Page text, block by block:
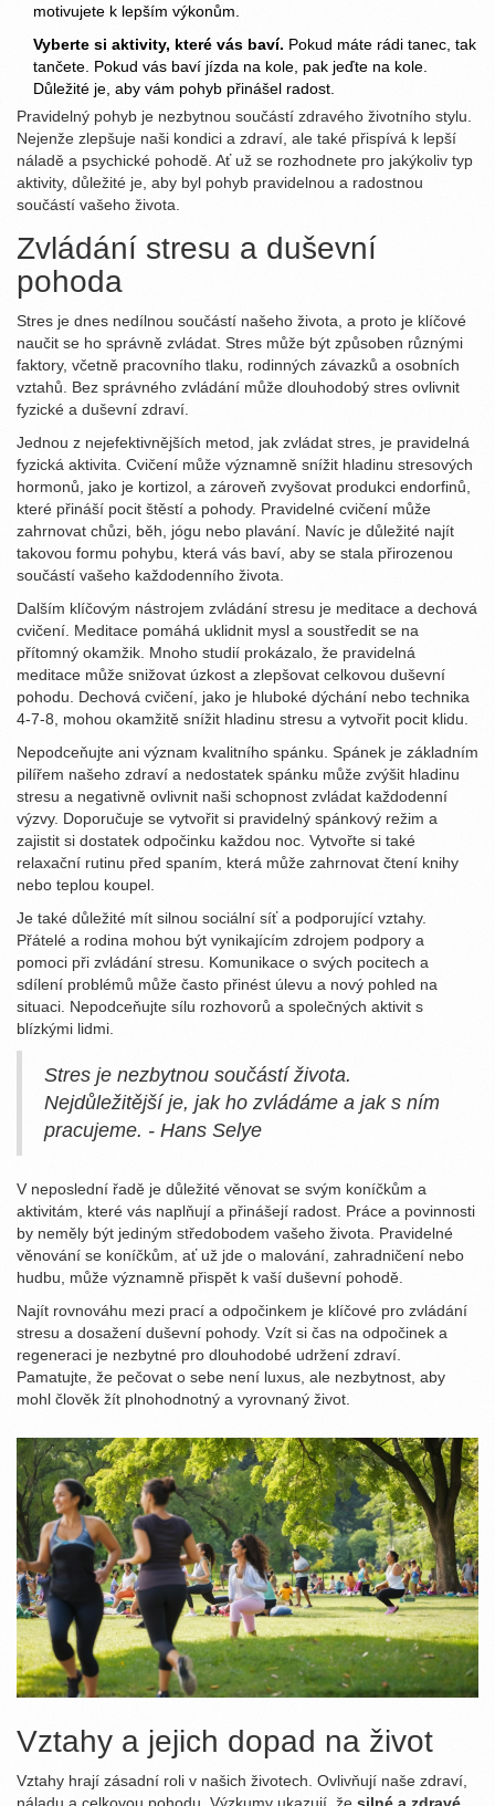
motivujete k lepším výkonům.
Vyberte si aktivity, které vás baví. Pokud máte rádi tanec, tak
tančete. Pokud vás baví jízda na kole, pak jeďte na kole.
Důležité je, aby vám pohyb přinášel radost.
Pravidelný pohyb je nezbytnou součástí zdravého životního stylu.
Nejenže zlepšuje naši kondici a zdraví, ale také přispívá k lepší
náladě a psychické pohodě. Ať už se rozhodnete pro jakýkoliv typ
aktivity, důležité je, aby byl pohyb pravidelnou a radostnou
součástí vašeho života.
Zvládání stresu a duševní
pohoda
Stres je dnes nedílnou součástí našeho života, a proto je klíčové
naučit se ho správně zvládat. Stres může být způsoben různými
faktory, včetně pracovního tlaku, rodinných závazků a osobních
vztahů. Bez správného zvládání může dlouhodobý stres ovlivnit
fyzické a duševní zdraví.
Jednou z nejefektivnějších metod, jak zvládat stres, je pravidelná
fyzická aktivita. Cvičení může významně snížit hladinu stresových
hormonů, jako je kortizol, a zároveň zvyšovat produkci endorfinů,
které přináší pocit štěstí a pohody. Pravidelné cvičení může
zahrnovat chůzi, běh, jógu nebo plavání. Navíc je důležité najít
takovou formu pohybu, která vás baví, aby se stala přirozenou
součástí vašeho každodenního života.
Dalším klíčovým nástrojem zvládání stresu je meditace a dechová
cvičení. Meditace pomáhá uklidnit mysl a soustředit se na
přítomný okamžik. Mnoho studií prokázalo, že pravidelná
meditace může snižovat úzkost a zlepšovat celkovou duševní
pohodu. Dechová cvičení, jako je hluboké dýchání nebo technika
4-7-8, mohou okamžitě snížit hladinu stresu a vytvořit pocit klidu.
Nepodceňujte ani význam kvalitního spánku. Spánek je základním
pilířem našeho zdraví a nedostatek spánku může zvýšit hladinu
stresu a negativně ovlivnit naši schopnost zvládat každodenní
výzvy. Doporučuje se vytvořit si pravidelný spánkový režim a
zajistit si dostatek odpočinku každou noc. Vytvořte si také
relaxační rutinu před spaním, která může zahrnovat čtení knihy
nebo teplou koupel.
Je také důležité mít silnou sociální síť a podporující vztahy.
Přátelé a rodina mohou být vynikajícím zdrojem podpory a
pomoci při zvládání stresu. Komunikace o svých pocitech a
sdílení problémů může často přinést úlevu a nový pohled na
situaci. Nepodceňujte sílu rozhovorů a společných aktivit s
blízkými lidmi.
Stres je nezbytnou součástí života.
Nejdůležitější je, jak ho zvládáme a jak s ním
pracujeme. - Hans Selye
V neposlední řadě je důležité věnovat se svým koníčkům a
aktivitám, které vás naplňují a přinášejí radost. Práce a povinnosti
by neměly být jediným středobodem vašeho života. Pravidelné
věnování se koníčkům, ať už jde o malování, zahradničení nebo
hudbu, může významně přispět k vaší duševní pohodě.
Najít rovnováhu mezi prací a odpočinkem je klíčové pro zvládání
stresu a dosažení duševní pohody. Vzít si čas na odpočinek a
regeneraci je nezbytné pro dlouhodobé udržení zdraví.
Pamatujte, že pečovat o sebe není luxus, ale nezbytnost, aby
mohl člověk žít plnohodnotný a vyrovnaný život.
Vztahy a jejich dopad na život
Vztahy hrají zásadní roli v našich životech. Ovlivňují naše zdraví,